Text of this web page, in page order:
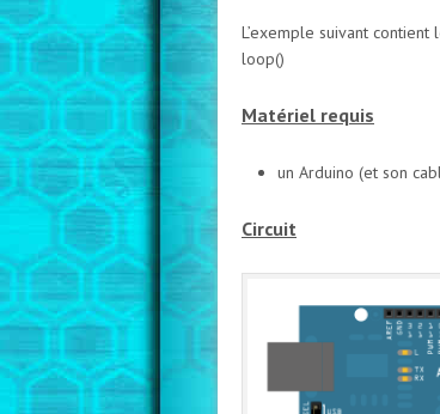
L’exemple suivant
loop()
Matériel requis
un Arduino (et son
Circuit